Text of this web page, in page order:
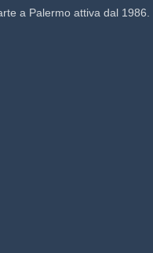
a Palermo attiva dal 1986.